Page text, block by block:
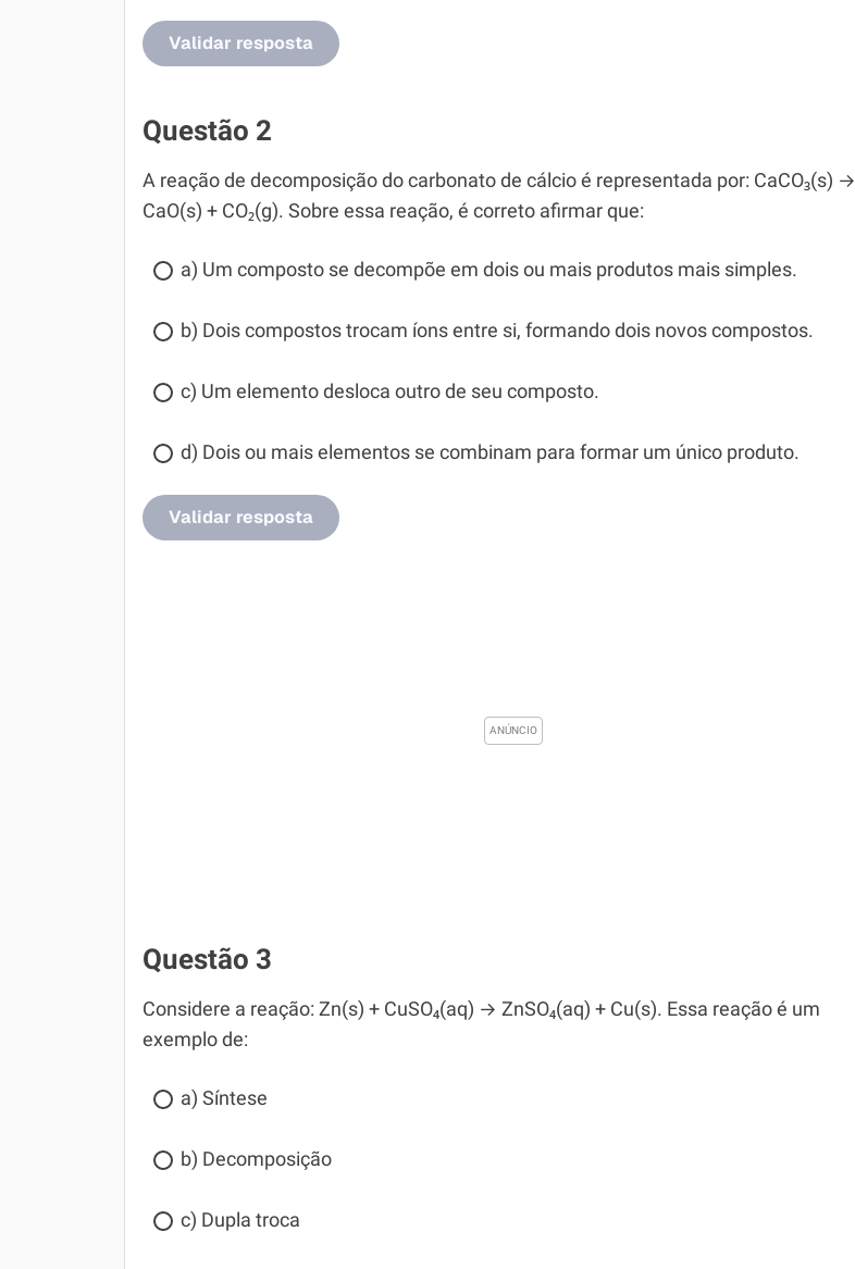
Validar resposta
Questão 2
A reação de decomposição do carbonato de cálcio é representada por: CaCO₃(s) →
CaO(s) + CO₂(g). Sobre essa reação, é correto afirmar que:
a) Um composto se decompõe em dois ou mais produtos mais simples.
b) Dois compostos trocam íons entre si, formando dois novos compostos.
c) Um elemento desloca outro de seu composto.
d) Dois ou mais elementos se combinam para formar um único produto.
Validar resposta
Questão 3
Considere a reação: Zn(s) + CuSO₄(aq) → ZnSO₄(aq) + Cu(s). Essa reação é um
exemplo de:
a) Síntese
b) Decomposição
c) Dupla troca